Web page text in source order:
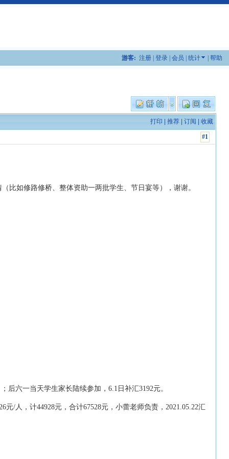
游客: 注册| 登录| 会员 统计 帮助
打印 推荐| 订阅 收藏
#1
比如修路修桥、整体资助一两批学生、节日宴等），谢谢。
后六一当天学生家长陆续参加，6.1日补汇3192元。
/人，计44928元，合计67528元，小蕾老师负责，2021.05.22汇